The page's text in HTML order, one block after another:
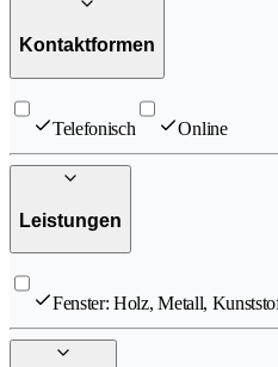
Kontaktformen
Telefonisch Online
Leistungen
Fenster: Holz, Metall,